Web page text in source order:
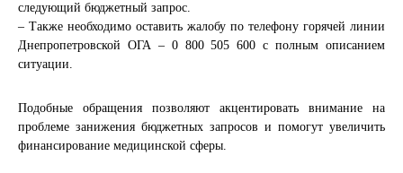
следующий бюджетный запрос.
– Также необходимо оставить жалобу по телефону горячей линии
Днепропетровской ОГА – 0 800 505 600 с полным описанием
ситуации.
Подобные обращения позволяют акцентировать внимание на
проблеме занижения бюджетных запросов и помогут увеличить
финансирование медицинской сферы.